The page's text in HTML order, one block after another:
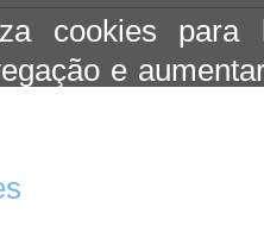
cookies para
e
basta
a